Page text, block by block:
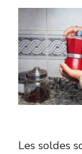
Les soldes